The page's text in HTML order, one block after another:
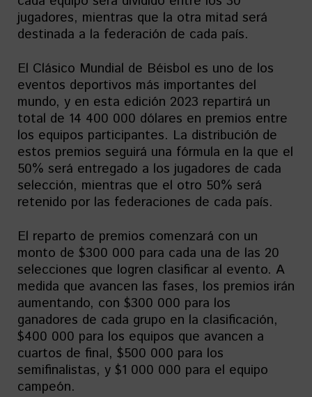
jugadores, mientras que la otra mitad será
destinada a la federación de cada país.
El Clásico Mundial de Béisbol es uno de los
eventos deportivos más importantes del
mundo, y en esta edición 2023 repartirá un
total de 14 400 000 dólares en premios entre
los equipos participantes. La distribución de
estos premios seguirá una fórmula en la que el
50% será entregado a los jugadores de cada
selección, mientras que el otro 50% será
retenido por las federaciones de cada país.
El reparto de premios comenzará con un
monto de $300 000 para cada una de las 20
selecciones que logren clasificar al evento. A
medida que avancen las fases, los premios irán
aumentando, con $300 000 para los
ganadores de cada grupo en la clasificación,
$400 000 para los equipos que avancen a
cuartos de final, $500 000 para los
semifinalistas, y $1 000 000 para el equipo
campeón.